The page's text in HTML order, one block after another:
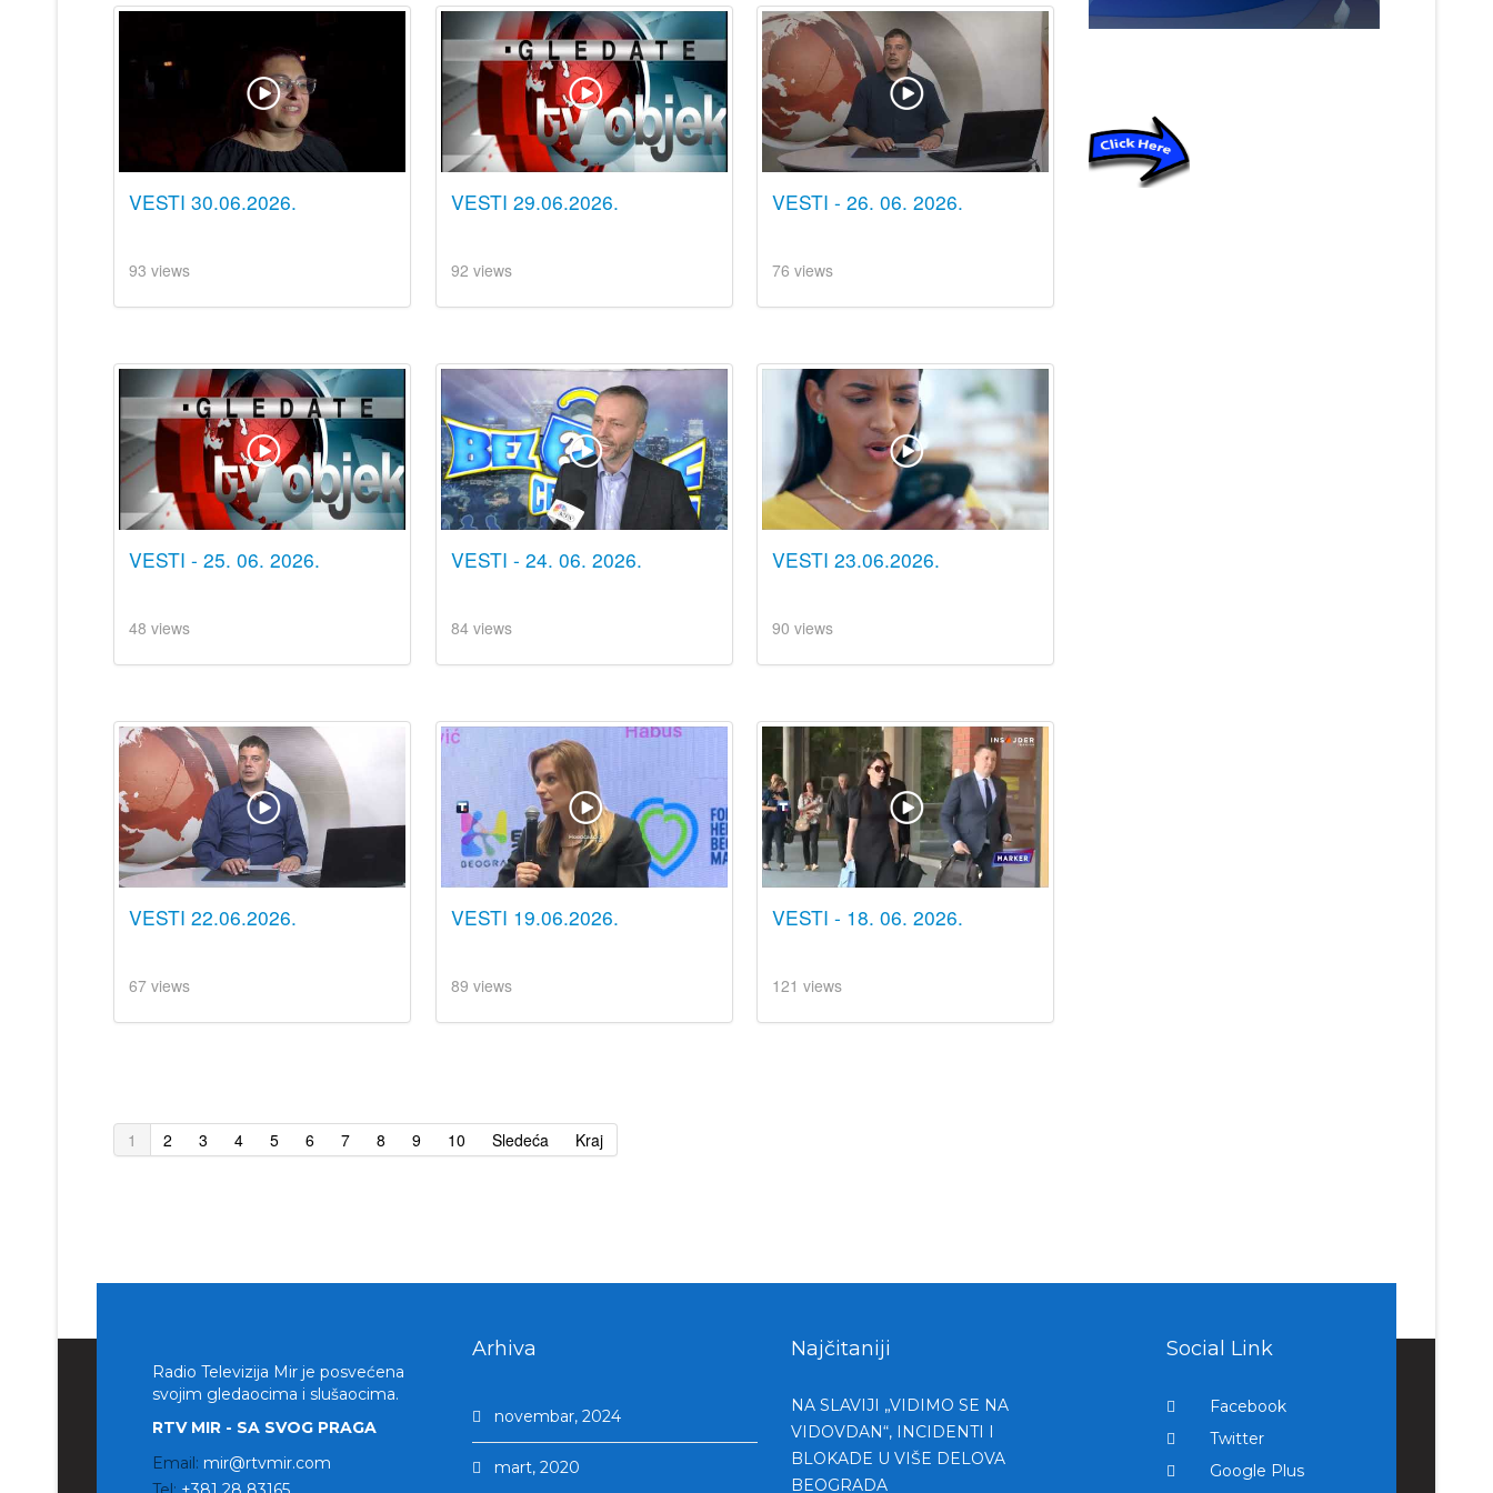
VESTI 30.06.2026.
93 views
VESTI 29.06.2026.
92 views
VESTI - 26. 06. 2026.
76 views
VESTI - 25. 06. 2026.
48 views
VESTI - 24. 06. 2026.
84 views
VESTI 23.06.2026.
90 views
VESTI 22.06.2026.
67 views
VESTI 19.06.2026.
89 views
VESTI - 18. 06. 2026.
121 views
1 2 3 4 5 6 7 8 9 10 Sledeća Kraj
Radio Televizija Mir je posvećena
svojim gledaocima i slušaocima.
RTV MIR - SA SVOG PRAGA
Email: mir@rtvmir.com
Arhiva
novembar, 2024
mart, 2020
Najčitaniji
NA SLAVIJI „VIDIMO SE NA
VIDOVDAN“, INCIDENTI I
BLOKADE U VIŠE DELOVA
BEOGRADA
Social Link
Facebook
Twitter
Google Plus